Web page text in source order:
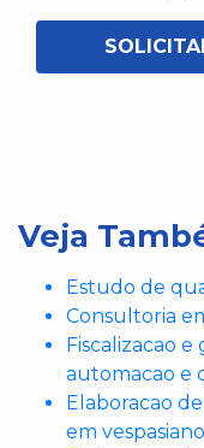
Veja
Estudo de
Consultoria
Fiscalizacao
automacao e
Elaboracao
em vespasiano